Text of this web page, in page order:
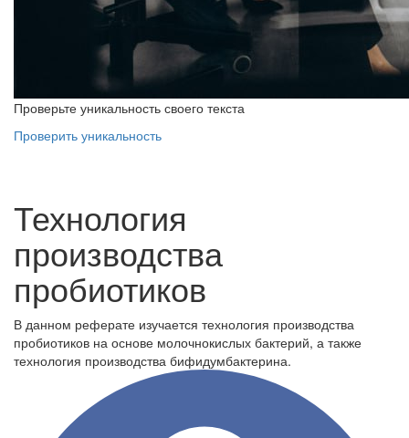
Проверьте уникальность своего текста
Проверить уникальность
Технология
производства
пробиотиков
В данном реферате изучается технология производства
пробиотиков на основе молочнокислых бактерий, а также
технология производства бифидумбактерина.